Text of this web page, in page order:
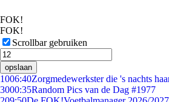
FOK!
FOK!
Scrollbar gebruiken
opslaan
1006:40Zorgmedewerkster die 's nachts
3000:35Random Pics van de Dag #1977